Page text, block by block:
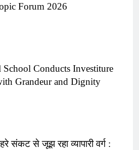
Forum 2026
School Conducts Investiture
Grandeur and Dignity
संकट से जूझ रहा व्यापारी वर्ग :